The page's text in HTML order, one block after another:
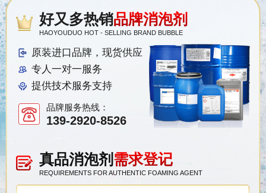
真品消泡剂 需求登记
REQUIREMENTS FOR AUTHENTIC FOAMING AGENT
好又多热销品牌消泡剂
HAOYOUDUO HOT - SELLING BRAND BUBBLE
原装进口品牌，现货供应
专人一对一服务
提供技术服务支持
品牌服务热线：
139-2920-8526